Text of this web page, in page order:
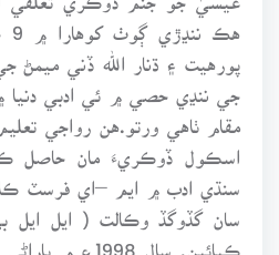
پورهيت ۽ ڌنار الله ڏني ميمڻ
جي ننڍي حصي ۾ ئي ادبي دنيا ۾
مقام ٺاهي ورتو.هن رواجي
سنڌي ادب ۾ ايم –اي فرسٽ
سان گڏوگڏ وڪالت ( ايل
ڪيائين. سال